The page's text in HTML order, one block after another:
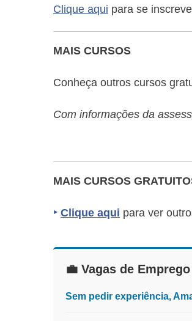
Clique aqui para se
MAIS CURSOS
Conheça outros cursos
Com informações da
MAIS CURSOS
‣ Clique aqui para ver
💼 Vagas de
Sem pedir experiência,